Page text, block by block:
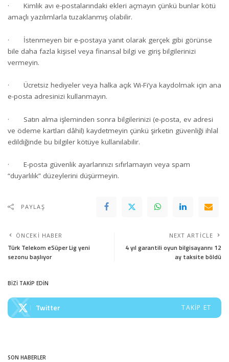
· Kimlik avı e-postalarındaki ekleri açmayın çünkü bunlar kötü
amaçlı yazılımlarla tuzaklanmış olabilir.
· İstenmeyen bir e-postaya yanıt olarak gerçek gibi görünse
bile daha fazla kişisel veya finansal bilgi ve giriş bilgilerinizi
vermeyin.
· Ücretsiz hediyeler veya halka açık Wi-Fi’ya kaydolmak için ana
e-posta adresinizi kullanmayın.
· Satın alma işleminden sonra bilgilerinizi (e-posta, ev adresi
ve ödeme kartları dâhil) kaydetmeyin çünkü şirketin güvenliği ihlal
edildiğinde bu bilgiler kötüye kullanılabilir.
· E-posta güvenlik ayarlarınızı sıfırlamayın veya spam
“duyarlılık” düzeylerini düşürmeyin.
PAYLAŞ
ÖNCEKI HABER
Türk Telekom eSüper Lig yeni
sezonu başlıyor
NEXT ARTICLE
4 yıl garantili oyun bilgisayarını 12
ay taksite böldü
BİZİ TAKİP EDİN
Twitter TAKIP ET
SON HABERLER